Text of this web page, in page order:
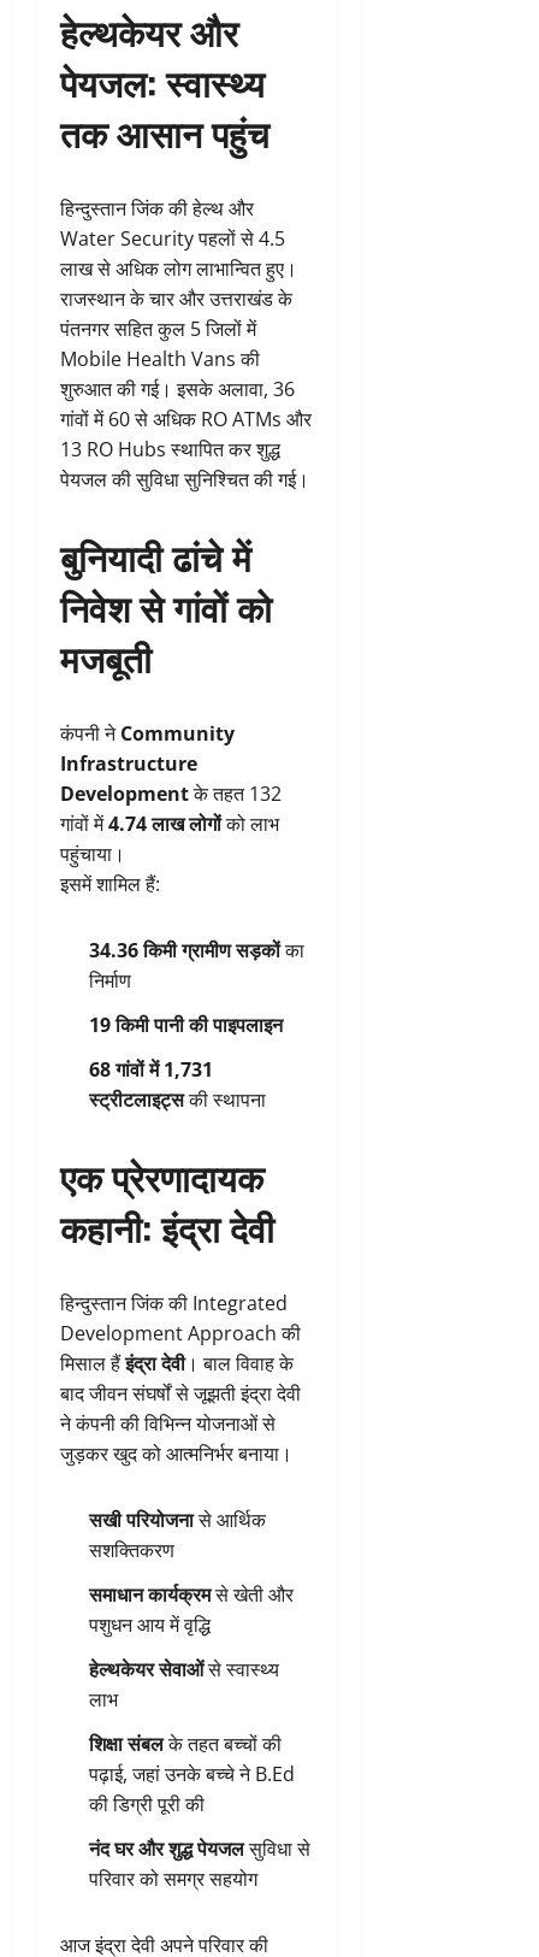
हेल्थकेयर और
पेयजल: स्वास्थ्य
तक आसान पहुंच
हिन्दुस्तान जिंक की हेल्थ और
Water Security पहलों से 4.5
लाख से अधिक लोग लाभान्वित हुए।
राजस्थान के चार और उत्तराखंड के
पंतनगर सहित कुल 5 जिलों में
Mobile Health Vans की
शुरुआत की गई। इसके अलावा, 36
गांवों में 60 से अधिक RO ATMs और
13 RO Hubs स्थापित कर शुद्ध
पेयजल की सुविधा सुनिश्चित की गई।
बुनियादी ढांचे में
निवेश से गांवों को
मजबूती
कंपनी नेCommunity
Infrastructure
Developmentके तहत 132
गांवों में4.74 लाख लोगोंको लाभ
पहुंचाया।
इसमें शामिल हैं:
34.36 किमी ग्रामीण सड़कोंका
निर्माण
19 किमी पानी की पाइपलाइन
68 गांवों में 1,731
स्ट्रीटलाइट्सकी स्थापना
एक प्रेरणादायक
कहानी: इंद्रा देवी
हिन्दुस्तान जिंक की Integrated
Development Approach की
मिसाल हैंइंद्रा देवी। बाल विवाह के
बाद जीवन संघर्षों से जूझती इंद्रा देवी
ने कंपनी की विभिन्न योजनाओं से
जुड़कर खुद को आत्मनिर्भर बनाया।
सखी परियोजनासे आर्थिक
सशक्तिकरण
समाधान कार्यक्रमसे खेती और
पशुधन आय में वृद्धि
हेल्थकेयर सेवाओंसे स्वास्थ्य
लाभ
शिक्षा संबलके तहत बच्चों की
पढ़ाई, जहां उनके बच्चे ने B.Ed
की डिग्री पूरी की
नंद घर और शुद्ध पेयजलसुविधा से
परिवार को समग्र सहयोग
आज इंद्रा देवी अपने परिवार की